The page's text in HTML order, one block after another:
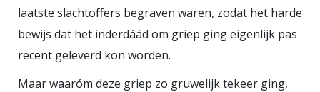
laatste slachtoffers begraven waren, zodat het harde
bewijs dat het inderdáád om griep ging eigenlijk pas
recent geleverd kon worden.
Maar waaróm deze griep zo gruwelijk tekeer ging,